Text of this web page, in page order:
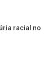
racial no